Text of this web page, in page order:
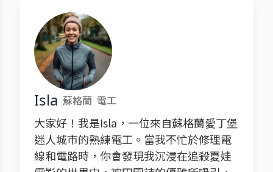
Isla 蘇格蘭 電工
大家好！我是Isla，一位來自蘇格蘭愛丁堡
迷人城市的熟練電工。當我不忙於修理電
線和電路時，你會發現我沉浸在追殺夏娃